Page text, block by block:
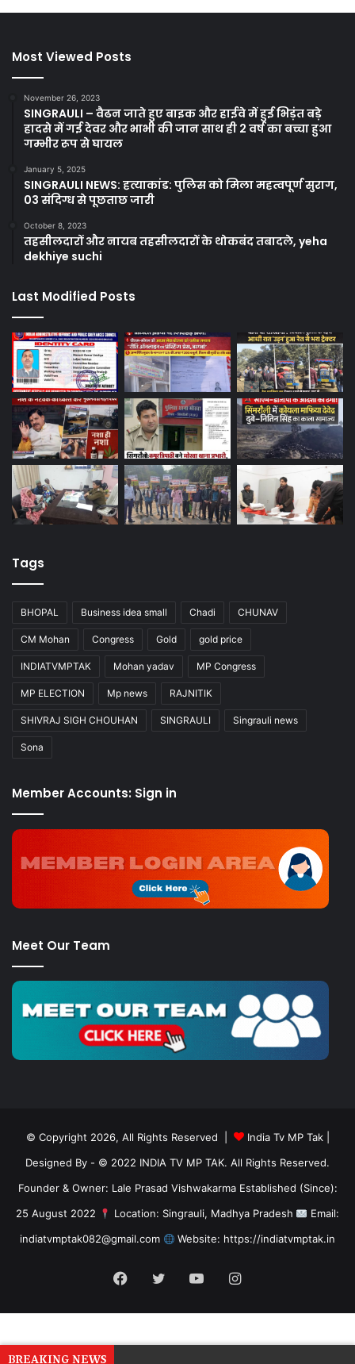
Most Viewed Posts
November 26, 2023
SINGRAULI – वैढन जाते हुए बाइक और हाईवे में हुई भिड़ंत बड़े
हादसे में गई देवर और भाभी की जान साथ ही 2 वर्ष का बच्चा हुआ
गम्भीर रूप से घायल
January 5, 2025
SINGRAULI NEWS: हत्याकांड: पुलिस को मिला महत्वपूर्ण सुराग,
03 संदिग्ध से पूछताछ जारी
October 8, 2023
तहसीलदारों और नायब तहसीलदारों के थोकबंद तबादले, yeha
dekhiye suchi
Last Modified Posts
Tags
BHOPAL Business idea small Chadi CHUNAV
CM Mohan Congress Gold gold price
INDIATVMPTAK Mohan yadav MP Congress
MP ELECTION Mp news RAJNITIK
SHIVRAJ SIGH CHOUHAN SINGRAULI Singrauli news
Sona
Member Accounts: Sign in
Meet Our Team
© Copyright 2026, All Rights Reserved | India Tv MP Tak|
Designed By - © 2022 INDIA TV MP TAK. All Rights Reserved.
Founder & Owner: Lale Prasad Vishwakarma Established (Since):
25 August 2022
Location: Singrauli, Madhya Pradesh
Email:
indiatvmptak082@gmail.com
Website: https://indiatvmptak.in
Facebook
TwitterYouTubeInstagram